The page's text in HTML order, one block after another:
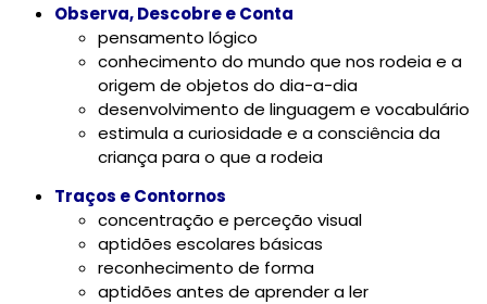
Observa, Descobre e Conta
pensamento lógico
conhecimento do mundo que nos rodeia e a
origem de objetos do dia-a-dia
desenvolvimento de linguagem e vocabulário
estimula a curiosidade e a consciência da
criança para o que a rodeia
Traços e Contornos
concentração e perceção visual
aptidões escolares básicas
reconhecimento de forma
aptidões antes de aprender a ler